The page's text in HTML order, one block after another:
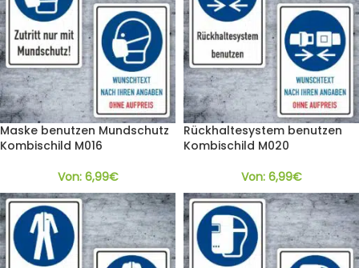
Maske benutzen Mundschutz
Kombischild M016
Von: 6,99€
Rückhaltesystem benutzen
Kombischild M020
Von: 6,99€